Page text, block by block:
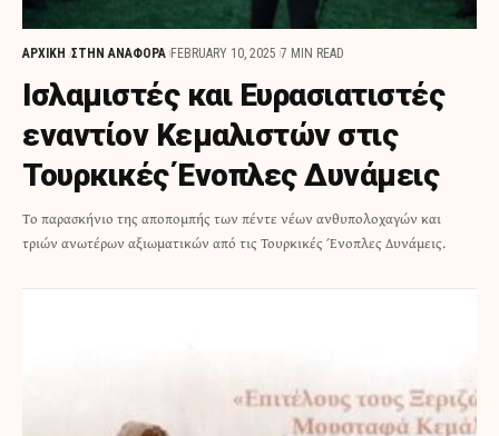
ΑΡΧΙΚΗ ΣΤΗΝ ΑΝΑΦΟΡΑ FEBRUARY 10, 2025 7 MIN READ
Ισλαμιστές και Ευρασιατιστές
εναντίον Κεμαλιστών στις
Τουρκικές Ένοπλες Δυνάμεις
Tο παρασκήνιο της αποπομπής των πέντε νέων ανθυπολοχαγών και
τριών ανωτέρων αξιωματικών από τις Τουρκικές Ένοπλες Δυνάμεις.